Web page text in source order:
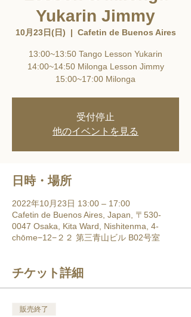
Yukarin Jimmy
10月23日(日)
  |
Cafetin de Buenos Aires
13:00~13:50 Tango Lesson Yukarin
14:00~14:50 Milonga Lesson Jimmy
15:00~17:00 Milonga
受付停止
他のイベントを見る
日時・場所
2022年10月23日 13:00 – 17:00
Cafetin de Buenos Aires, Japan, 〒530-
0047 Osaka, Kita Ward, Nishitenma, 4-
chōme−12−２２ 第三青山ビル B02号室
チケット詳細
販売終了